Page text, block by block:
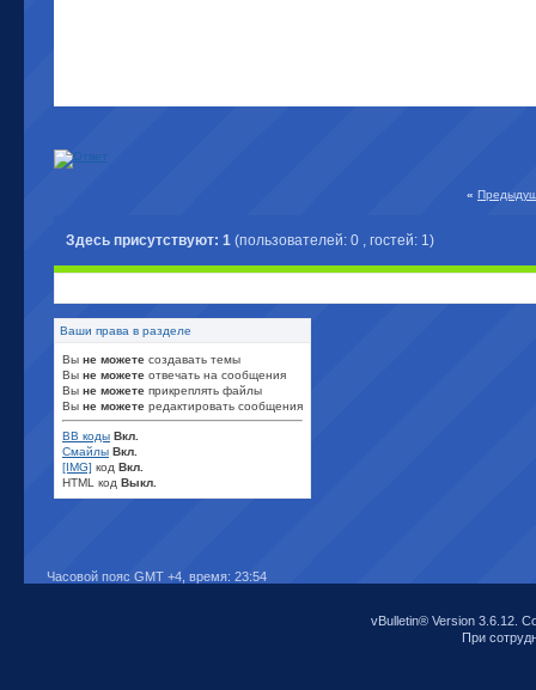
«
Здесь присутствуют: 1 (пользователей: 0 , гостей: 1)
Ваши права в разделе
Вы не можете создавать темы
Вы не можете отвечать на сообщения
Вы не можете прикреплять файлы
Вы не можете редактировать сообщения
BB коды Вкл.
Смайлы Вкл.
[IMG] код Вкл.
HTML код Выкл.
Часовой пояс GMT +4, время: 23:54
vBulletin® Version 3.6.12.
При